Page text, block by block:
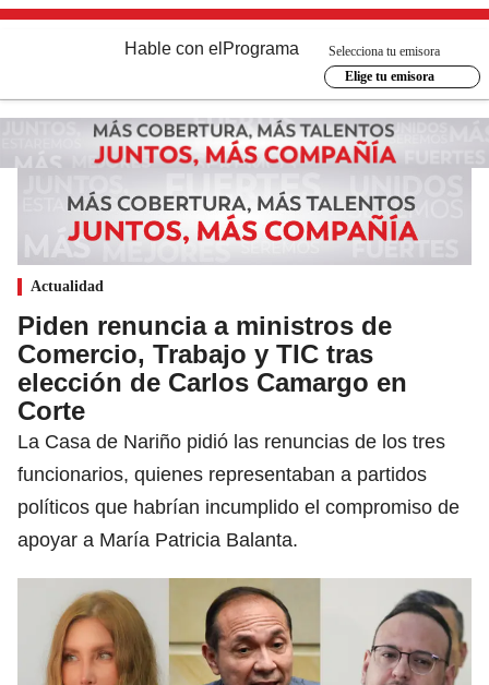
Hable con el Programa
Selecciona tu emisora
Elige tu emisora
Actualidad
Piden renuncia a ministros de
Comercio, Trabajo y TIC tras
elección de Carlos Camargo en
Corte
La Casa de Nariño pidió las renuncias de los tres
funcionarios, quienes representaban a partidos
políticos que habrían incumplido el compromiso de
apoyar a María Patricia Balanta.